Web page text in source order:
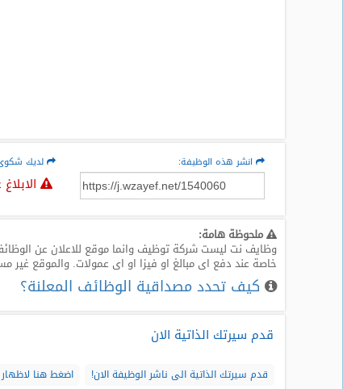
انشر هذه الوظيفة: لديك
ملحوظة هامة:
وظايف نت ليست شركة توظيف وانما موقع للاعلان عن
خاصة عند دفع اى مبالغ او فيزا او اى عمولات. والموقع
كيف تحدد مصداقية الوظائف المعلنة؟
قدم سيرتك الذاتية الان
قدم سيرتك الذاتية الى ناشر الوظيفة الان! اضغط هنا لاظهار